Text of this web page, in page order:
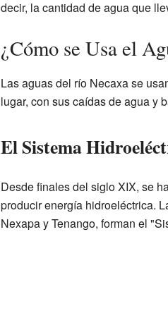
decir, la cantidad de agua que
¿Cómo se Usa el
Las aguas del río Necaxa se
lugar, con sus caídas de agua y
El Sistema
Desde finales del siglo XIX, se
producir energía hidroeléctrica.
Nexapa y Tenango, forman el